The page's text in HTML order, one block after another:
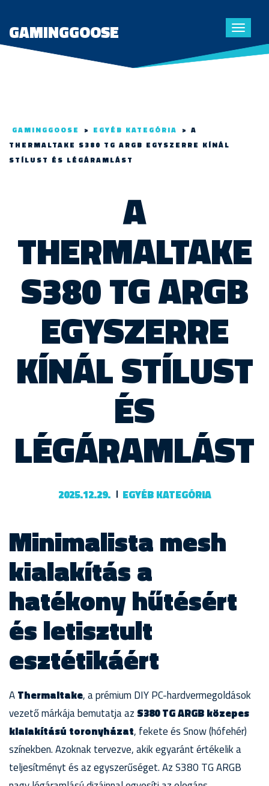
Toggle
GAMINGGOOSE
GAMINGGOOSE > EGYÉB KATEGÓRIA > A
THERMALTAKE S380 TG ARGB EGYSZERRE KÍNÁL
STÍLUST ÉS LÉGÁRAMLÁST
A
THERMALTAKE
S380 TG ARGB
EGYSZERRE
KÍNÁL STÍLUST
ÉS
LÉGÁRAMLÁST
2025.12.29. EGYÉB KATEGÓRIA
Minimalista mesh
kialakítás a
hatékony hűtésért
és letisztult
esztétikáért
AThermaltake, a prémium DIY PC-hardvermegoldások
vezető márkája bemutatja az S380 TG ARGB közepes
kialakítású toronyházat, fekete és Snow (hófehér)
színekben. Azoknak tervezve, akik egyaránt értékelik a
teljesítményt és az egyszerűséget. Az S380 TG ARGB